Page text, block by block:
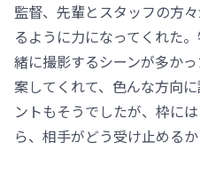
監督、先輩とスタッフの方
るように力になってくれた
緒に撮影するシーンが多か
案してくれて、色んな方向
ントもそうでしたが、枠に
ら、相手がどう受け止める